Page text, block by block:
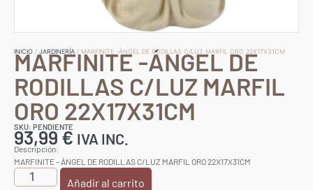
INICIO / JARDINERÍA / MARFINITE -ÁNGEL DE RODILLAS C/LUZ MARFIL ORO 22X17X31CM
MARFINITE -ÁNGEL DE
RODILLAS C/LUZ MARFIL
ORO 22X17X31CM
SKU: PENDIENTE
93,99€ IVA INC.
Descripción:
MARFINITE – ÁNGEL DE RODILLAS C/LUZ MARFIL ORO 22X17X31CM
Añadir al carrito